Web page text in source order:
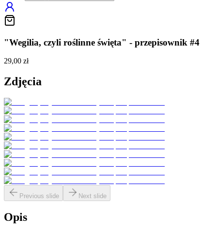
"Wegilia, czyli roślinne święta" - przepisownik #4
29,00 zł
Zdjęcia
Previous slide Next slide
Opis